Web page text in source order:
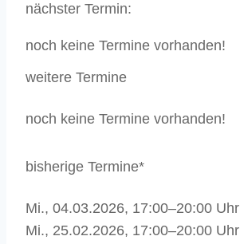
nächster Termin:
noch keine Termine vorhanden!
weitere Termine
noch keine Termine vorhanden!
bisherige Termine*
Mi., 04.03.2026, 17:00–20:00 Uhr
Mi., 25.02.2026, 17:00–20:00 Uhr